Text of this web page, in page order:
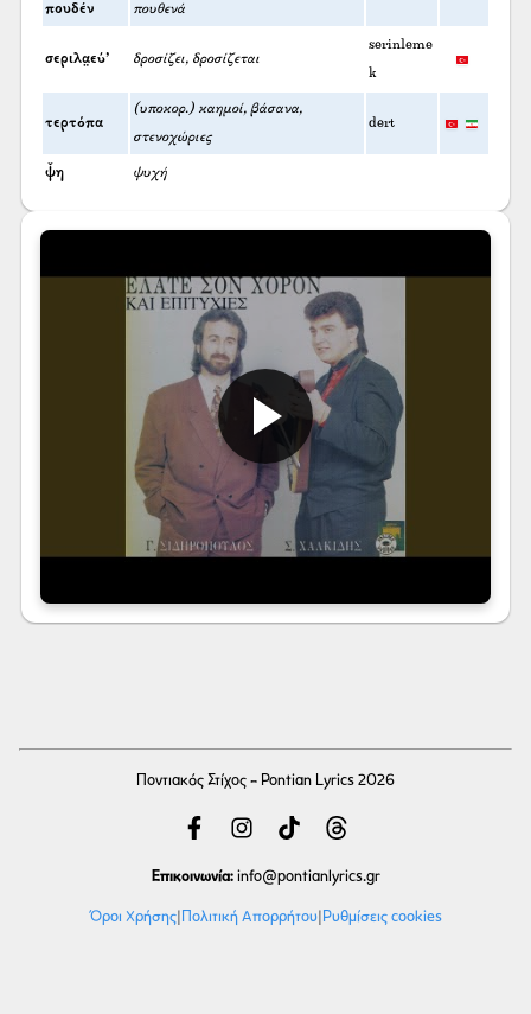
πουδέν πουθενά
σεριλα̤εύ’ δροσίζει, δροσίζεται
serinleme
k
τερτόπα
(υποκορ.) καημοί, βάσανα,
στενοχώριες
dert
ψ̌η ψυχή
Ποντιακός Στίχος - Pontian Lyrics 2026
Επικοινωνία: info@pontianlyrics.gr
Όροι Χρήσης| Πολιτική Απορρήτου| Ρυθμίσεις cookies